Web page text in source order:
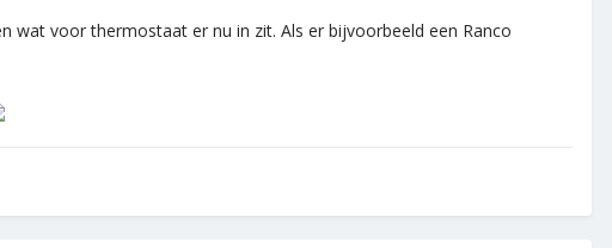
wat voor thermostaat er nu in zit. Als er bijvoorbeeld een Ranco